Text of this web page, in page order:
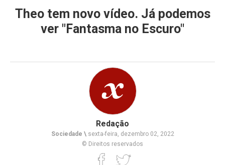
Theo tem novo vídeo. Já podemos
ver "Fantasma no Escuro"
Redação
Sociedade \sexta-feira, dezembro 02, 2022
© Direitos reservados